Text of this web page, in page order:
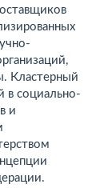
Кластерный
в социально-
и